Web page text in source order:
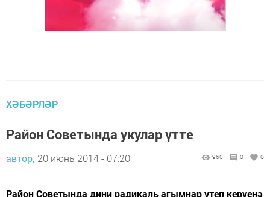
ХӘБӘРЛӘР
Район Советында укулар үтте
автор, 20 июнь 2014 - 07:20 960 0 0
Район Советында дини радикаль агымнар үтеп керүенә